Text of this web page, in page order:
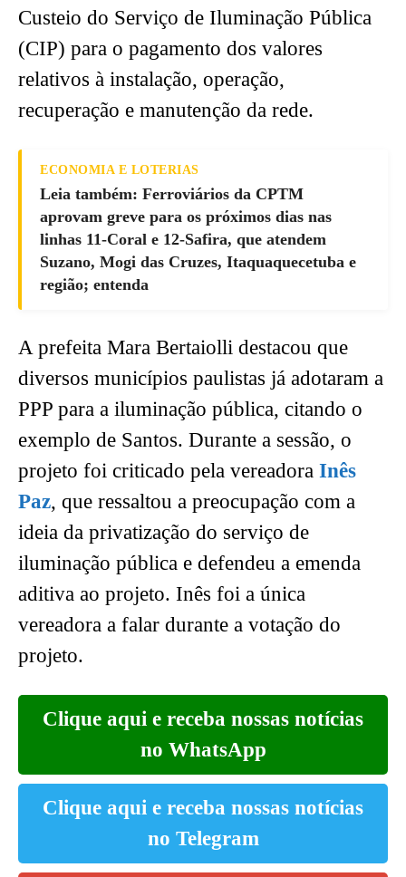
Custeio do Serviço de Iluminação Pública
(CIP) para o pagamento dos valores
relativos à instalação, operação,
recuperação e manutenção da rede.
ECONOMIA E LOTERIAS
Leia também: Ferroviários da CPTM
aprovam greve para os próximos dias nas
linhas 11-Coral e 12-Safira, que atendem
Suzano, Mogi das Cruzes, Itaquaquecetuba e
região; entenda
A prefeita Mara Bertaiolli destacou que
diversos municípios paulistas já adotaram a
PPP para a iluminação pública, citando o
exemplo de Santos. Durante a sessão, o
projeto foi criticado pela vereadora Inês
Paz, que ressaltou a preocupação com a
ideia da privatização do serviço de
iluminação pública e defendeu a emenda
aditiva ao projeto. Inês foi a única
vereadora a falar durante a votação do
projeto.
Clique aqui e receba nossas notícias
no WhatsApp
Clique aqui e receba nossas notícias
no Telegram